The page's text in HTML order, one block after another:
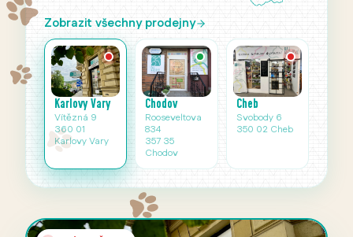
Zobrazit všechny prodejny
Karlovy Vary
Vítězná 9
360 01
Karlovy Vary
Chodov
Rooseveltova
834
357 35
Chodov
Cheb
Svobody 6
350 02 Cheb